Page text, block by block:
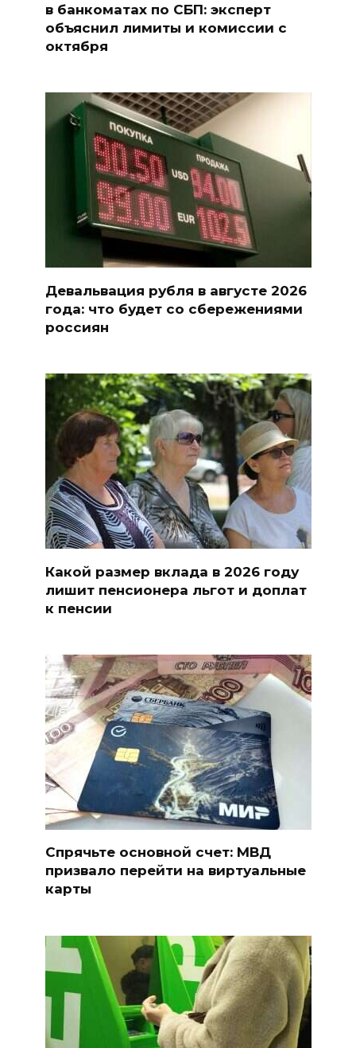
в банкоматах по СБП: эксперт
объяснил лимиты и комиссии с
октября
Девальвация рубля в августе 2026
года: что будет со сбережениями
россиян
Какой размер вклада в 2026 году
лишит пенсионера льгот и доплат
к пенсии
Спрячьте основной счет: МВД
призвало перейти на виртуальные
карты